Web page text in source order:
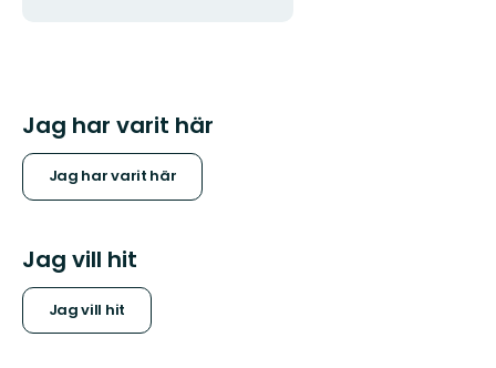
Jag har varit här
Jag har varit här
Jag vill hit
Jag vill hit